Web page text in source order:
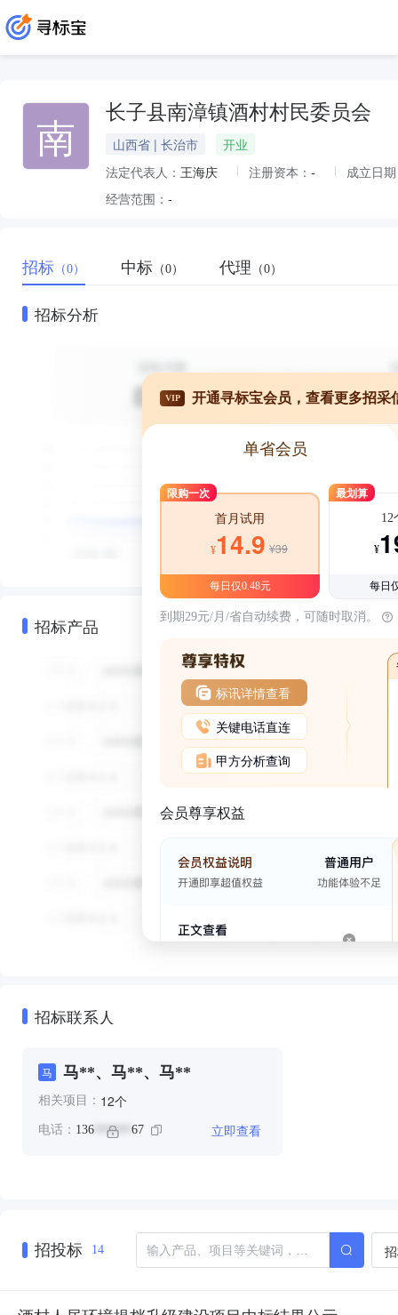
南 长子县南漳镇酒村村民委员会
山西省 | 长治市
开业
法定代表人： 王海庆 注册资本： -
成立日
经营范围： -
招标 （0） 中标 （0） 代理 （0）
招标分析
招标产品
VIP 开通寻标宝会员，查看更多招采
单省会员
限购一次
首月试用
¥14.9 ¥39
每日仅0.48元
最划算
12
¥
每日
到期29元/月/省自动续费，可随时取消。
标讯详情查看
关键电话直连
甲方分析查询
会员尊享权益
招标联系人
马 马**、马**、马**
相关项目： 12个
电话： 136 ****** 67 立即查看
招投标 14